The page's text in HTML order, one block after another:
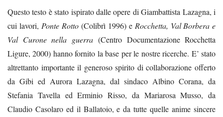
Questo testo è stato ispirato dalle opere di Giambattista Lazagna, i
cui lavori,Ponte Rotto(Colibrì 1996) eRocchetta, Val Borbera e
Val Curone nella guerra (Centro Documentazione Rocchetta
Ligure, 2000) hanno fornito la base per le nostre ricerche. E’ stato
altrettanto importante il generoso spirito di collaborazione offerto
da Gibi ed Aurora Lazagna, dal sindaco Albino Corana, da
Stefania Tavella ed Erminio Risso, da Mariarosa Musso, da
Claudio Casolaro ed il Ballatoio, e da tutte quelle anime sincere